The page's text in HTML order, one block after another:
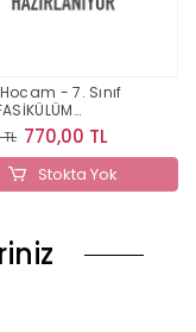
- 7. Sınıf
770,00 TL
Stokta Yok